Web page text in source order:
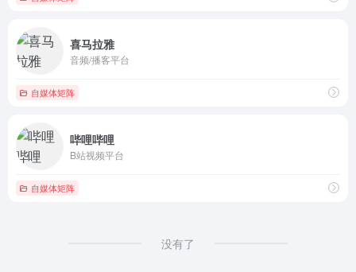
喜马拉雅
音频/播客平台
自媒体矩阵
哔哩哔哩
B站视频平台
自媒体矩阵
没有了